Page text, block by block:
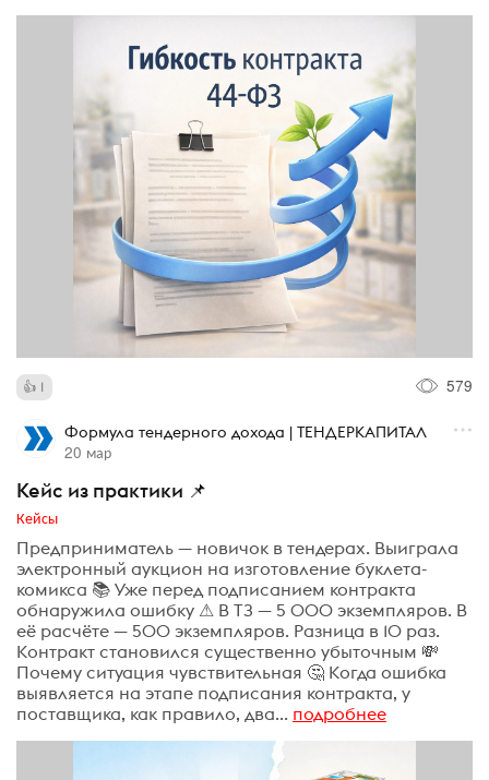
1 579
Формула тендерного дохода | ТЕНДЕРКАПИТАЛ
20 мар
Кейс из практики 📌
Кейсы
Предприниматель — новичок в тендерах. Выиграла
электронный аукцион на изготовление буклета-
комикса 📚 Уже перед подписанием контракта
обнаружила ошибку ⚠ В ТЗ — 5 000 экземпляров. В
её расчёте — 500 экземпляров. Разница в 10 раз.
Контракт становился существенно убыточным 💸
Почему ситуация чувствительная 🤔 Когда ошибка
выявляется на этапе подписания контракта, у
поставщика, как правило, два... подробнее